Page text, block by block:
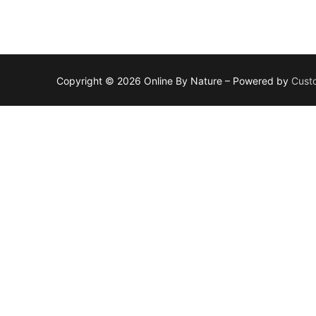
Copyright © 2026 Online By Nature – Powered by